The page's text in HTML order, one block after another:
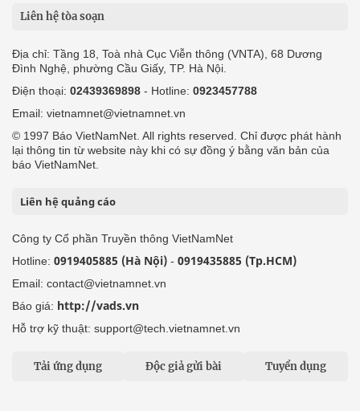
Liên hệ tòa soạn
Địa chỉ: Tầng 18, Toà nhà Cục Viễn thông (VNTA), 68 Dương
Đình Nghệ, phường Cầu Giấy, TP. Hà Nội.
Điện thoại: 02439369898 - Hotline: 0923457788
Email: vietnamnet@vietnamnet.vn
© 1997 Báo VietNamNet. All rights reserved. Chỉ được phát hành
lại thông tin từ website này khi có sự đồng ý bằng văn bản của
báo VietNamNet.
Liên hệ quảng cáo
Công ty Cổ phần Truyền thông VietNamNet
Hotline: 0919405885 (Hà Nội) - 0919435885 (Tp.HCM)
Email: contact@vietnamnet.vn
Báo giá: http://vads.vn
Hỗ trợ kỹ thuật: support@tech.vietnamnet.vn
Tải ứng dụng Độc giả gửi bài Tuyển dụng